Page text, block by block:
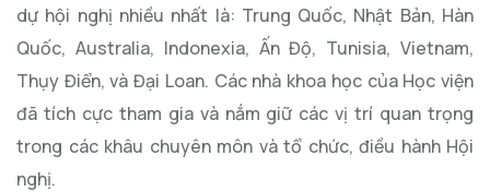
dự hội nghị nhiều nhất là: Trung Quốc, Nhật Bản, Hàn
Quốc, Australia, Indonexia, Ấn Độ, Tunisia, Vietnam,
Thụy Điển, và Đại Loan. Các nhà khoa học của Học viện
đã tích cực tham gia và nắm giữ các vị trí quan trọng
trong các khâu chuyên môn và tổ chức, điều hành Hội
nghị.